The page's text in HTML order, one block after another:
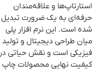
استارتاپ‌ها و علاقه‌مندان
حرفه‌ای به یک ضرورت تبدیل
شده است. این نرم افزار پلی
میان طراحی دیجیتال و تولید
فیزیکی است و نقش حیاتی در
کیفیت نهایی محصولات چاپ